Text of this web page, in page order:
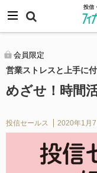
ン
ツ
へ
キ
ッ
投信
会員限定
営業ストレスと上手に
めざせ！時間
投信セールス 2020年1月7